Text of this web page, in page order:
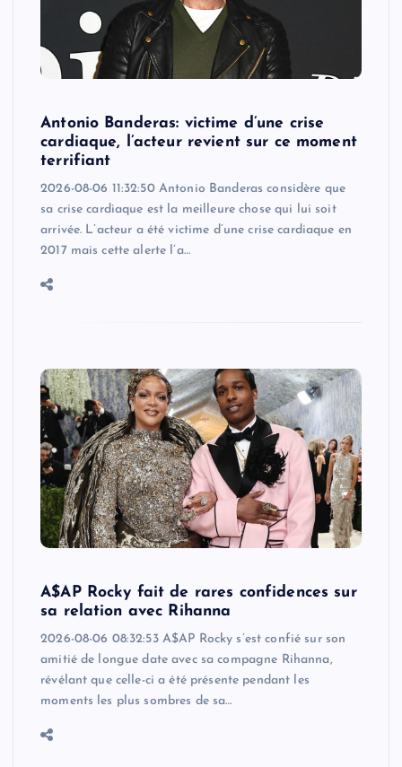
Antonio Banderas: victime d’une crise
cardiaque, l’acteur revient sur ce moment
terrifiant
2026-08-06 11:32:50 Antonio Banderas considère que
sa crise cardiaque est la meilleure chose qui lui soit
arrivée. L’acteur a été victime d’une crise cardiaque en
2017 mais cette alerte l’a…
A$AP Rocky fait de rares confidences sur
sa relation avec Rihanna
2026-08-06 08:32:53 A$AP Rocky s’est confié sur son
amitié de longue date avec sa compagne Rihanna,
révélant que celle-ci a été présente pendant les
moments les plus sombres de sa…